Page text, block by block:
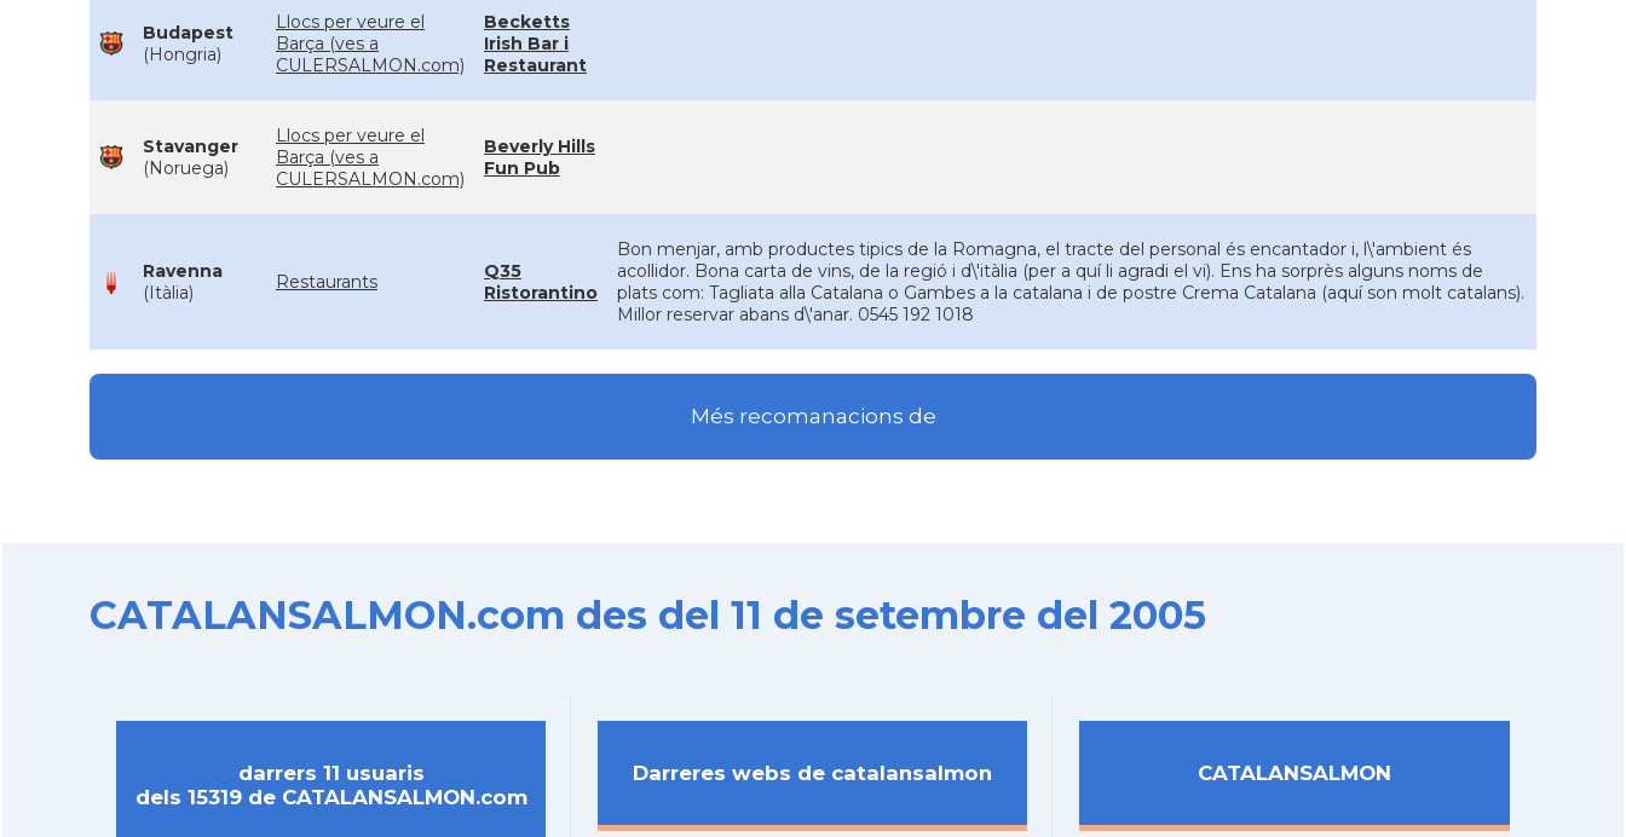
Budapest
(Hongria)
Llocs per veure el
Barça (ves a
CULERSALMON.com)
Becketts
Irish Bar i
Restaurant
Stavanger
(Noruega)
Llocs per veure el
Barça (ves a
CULERSALMON.com)
Beverly Hills
Fun Pub
Ravenna
(Itàlia)
Restaurants
Q35
Ristorantino
Bon menjar, amb productes tipics de la Romagna, el tracte del personal és encantador i, l\'ambient és
acollidor. Bona carta de vins, de la regió i d\'itàlia (per a quí li agradi el vi). Ens ha sorprès alguns noms de
plats com: Tagliata alla Catalana o Gambes a la catalana i de postre Crema Catalana (aquí son molt catalans).
Millor reservar abans d\'anar. 0545 192 1018
Més recomanacions de
CATALANSALMON.com des del 11 de setembre del 2005
darrers 11 usuaris
dels 15319 de CATALANSALMON.com
Darreres webs de catalansalmon CATALANSALMON